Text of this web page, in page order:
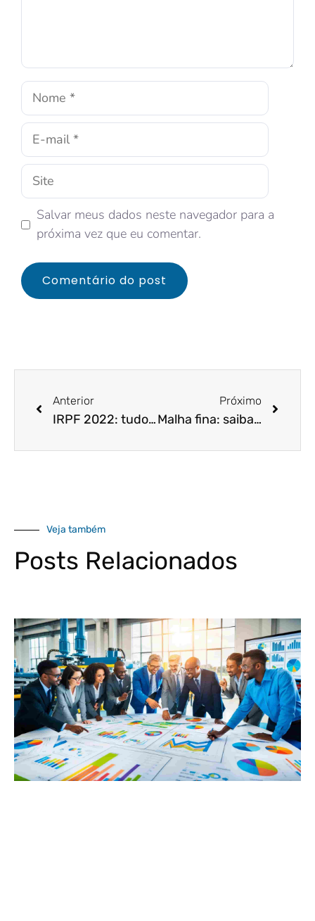
Salvar meus dados neste navegador para a
próxima vez que eu comentar.
Anterior
IRPF 2022: tudo de que você precisa saber
Próximo
Malha fina: saiba o que fazer para evitá-la!
Veja também
Posts Relacionados